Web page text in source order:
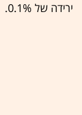
ירידה של 0.1%.